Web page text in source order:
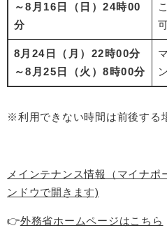
～8月16日（日）24時00
分
8月24日（月）22時00分
～8月25日（火）8時00分
※利用できない時間は前後する
メインテナンス情報（マイナポ
ンドウで開きます)
👉外務省ホームページはこちら